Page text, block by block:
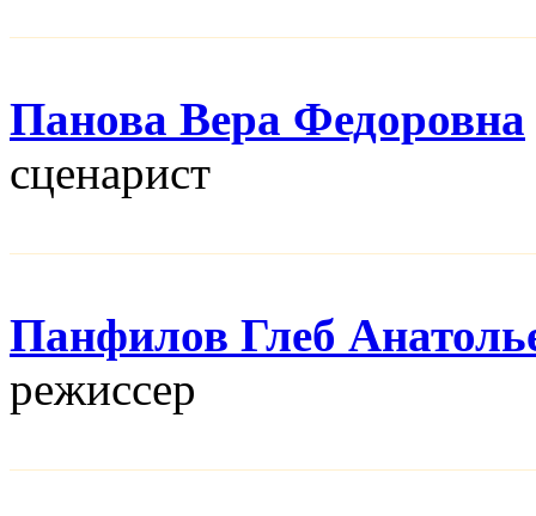
Панова Вера Федоровна
сценарист
Панфилов Глеб
режисcер